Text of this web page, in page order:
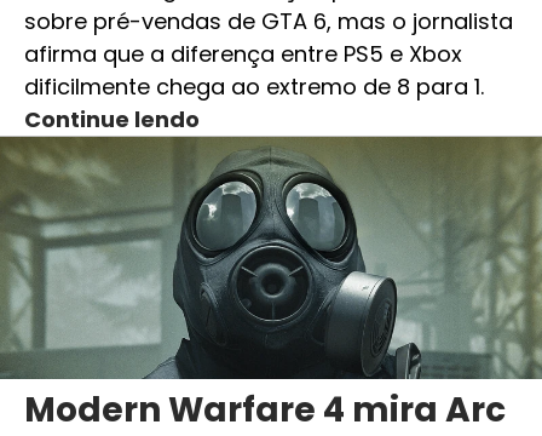
sobre pré-vendas de GTA 6, mas o jornalista
afirma que a diferença entre PS5 e Xbox
dificilmente chega ao extremo de 8 para 1.
Continue lendo
Modern Warfare 4 mira Arc